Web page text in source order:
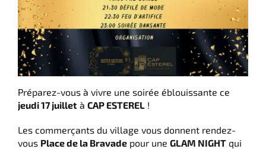
Préparez-vous à vivre une soirée éblouissante ce
jeudi 17 juilletà CAP ESTEREL !
Les commerçants du village vous donnent rendez-
vous Place de la Bravadepour une GLAM NIGHTqui